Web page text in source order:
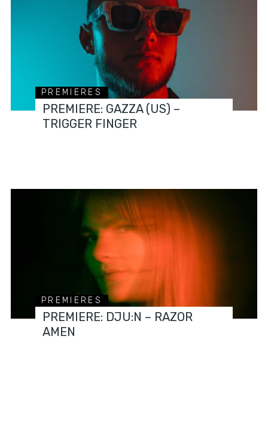
PREMIERES
PREMIERE: GAZZA (US) –
TRIGGER FINGER
PREMIERES
PREMIERE: DJU:N – RAZOR
AMEN